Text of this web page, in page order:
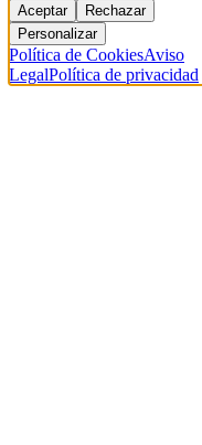
Aceptar
Rechazar
Personalizar
Política de CookiesAviso
LegalPolítica de privacidad